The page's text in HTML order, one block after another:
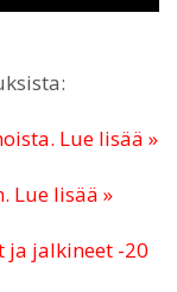
Lue lisää »
Lue lisää »
ja jalkineet -20